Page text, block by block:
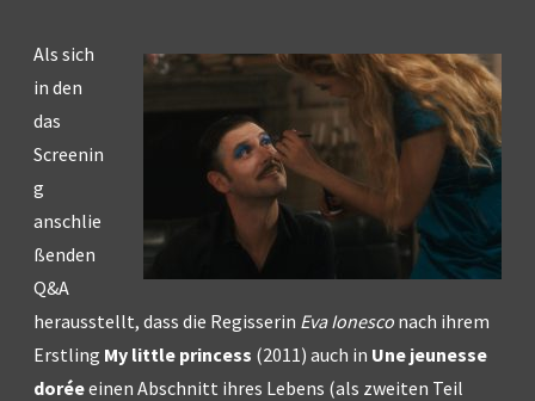
Als sich
in den
das
Screenin
g
anschlie
ßenden
Q&A
herausstellt, dass die Regisserin Eva Ionesco nach ihrem
Erstling My little princess (2011) auch in Une jeunesse
doréeeinen Abschnitt ihres Lebens (als zweiten Teil